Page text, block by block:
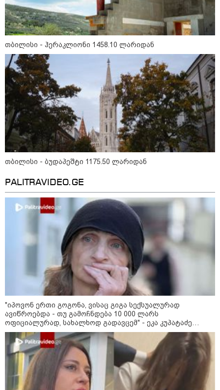
15:49 / 06-08-2026
შეიძინე ალდაგის სამოგზაურო დაზღვევა და
მიიღე გაორმაგებული ინტერნეტი
Faceამბები
15:42 / 07-08-2026
"საიდან იცის, მან სინამდვილეში რა
ხდებოდა... აფხაზეთის ომში თუ არ
ვცდები სამჯერ არის ნამყოფი, არც
ერთხელ 10 დღეს არ ცდებოდა" - გია
ყარყარაშვილი გიორგი ბარამიძის
განცხადებაზე
თბილისი - ჰერაკლიონი 1458.10 ლარიდან
თბილისი - ბუდაპეშტი 1175.50 ლარიდან
PALITRAVIDEO.GE
"იპოვონ ერთი გოგონა, ვისაც გიგა სექსუალურად
ავიწროებდა - თუ გამოჩნდება 10 000 ლარს
ოფიციალურად, სახალხოდ გადავცემ" - ეკა კუპატაძე
განცხადებას ავრცელებს